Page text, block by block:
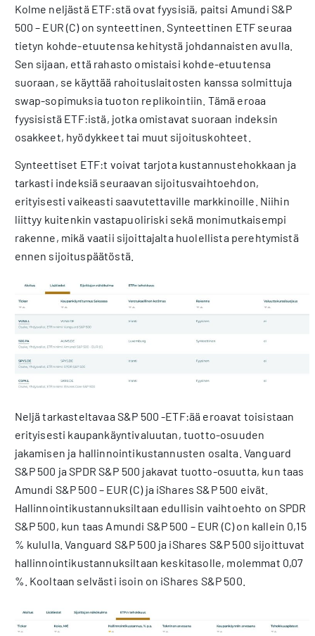
Kolme neljästä ETF:stä ovat fyysisiä, paitsi Amundi S&P
500 – EUR (C) on synteettinen. Synteettinen ETF seuraa
tietyn kohde-etuutensa kehitystä johdannaisten avulla.
Sen sijaan, että rahasto omistaisi kohde-etuutensa
suoraan, se käyttää rahoituslaitosten kanssa solmittuja
swap-sopimuksia tuoton replikointiin. Tämä eroaa
fyysisistä ETF:istä, jotka omistavat suoraan indeksin
osakkeet, hyödykkeet tai muut sijoituskohteet.
Synteettiset ETF:t voivat tarjota kustannustehokkaan ja
tarkasti indeksiä seuraavan sijoitusvaihtoehdon,
erityisesti vaikeasti saavutettaville markkinoille. Niihin
liittyy kuitenkin vastapuoliriski sekä monimutkaisempi
rakenne, mikä vaatii sijoittajalta huolellista perehtymistä
ennen sijoituspäätöstä.
Neljä tarkasteltavaa S&P 500 -ETF:ää eroavat toisistaan
erityisesti kaupankäyntivaluutan, tuotto-osuuden
jakamisen ja hallinnointikustannusten osalta. Vanguard
S&P 500 ja SPDR S&P 500 jakavat tuotto-osuutta, kun taas
Amundi S&P 500 – EUR (C) ja iShares S&P 500 eivät.
Hallinnointikustannuksiltaan edullisin vaihtoehto on SPDR
S&P 500, kun taas Amundi S&P 500 – EUR (C) on kallein 0,15
% kululla. Vanguard S&P 500 ja iShares S&P 500 sijoittuvat
hallinnointikustannuksiltaan keskitasolle, molemmat 0,07
%. Kooltaan selvästi isoin on iShares S&P 500.